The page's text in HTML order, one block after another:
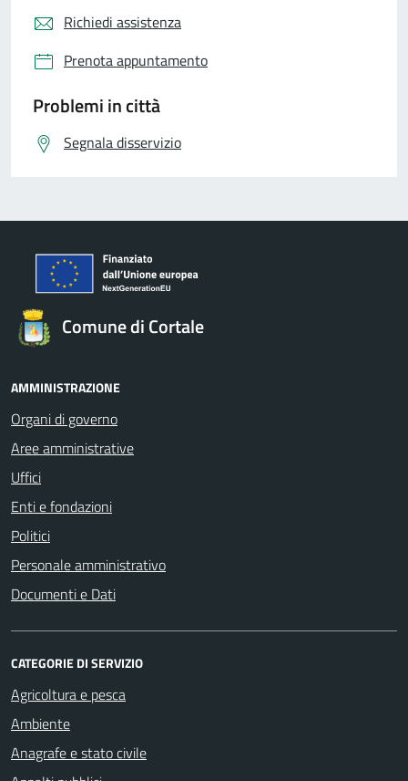
Richiedi assistenza
Prenota appuntamento
Problemi in città
Segnala disservizio
Comune di Cortale
AMMINISTRAZIONE
Organi di governo
Aree amministrative
Uffici
Enti e fondazioni
Politici
Personale amministrativo
Documenti e Dati
CATEGORIE DI SERVIZIO
Agricoltura e pesca
Ambiente
Anagrafe e stato civile